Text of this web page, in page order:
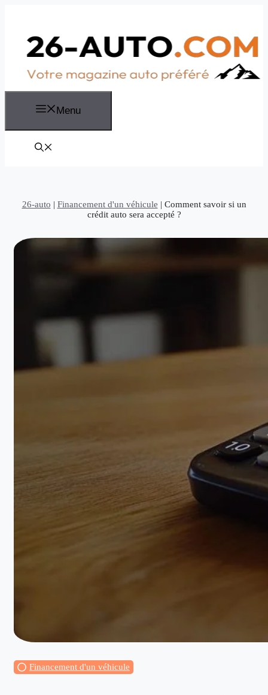
Menu
26-auto | Financement d'un véhicule | Comment savoir si un
crédit auto sera accepté ?
Financement d'un véhicule